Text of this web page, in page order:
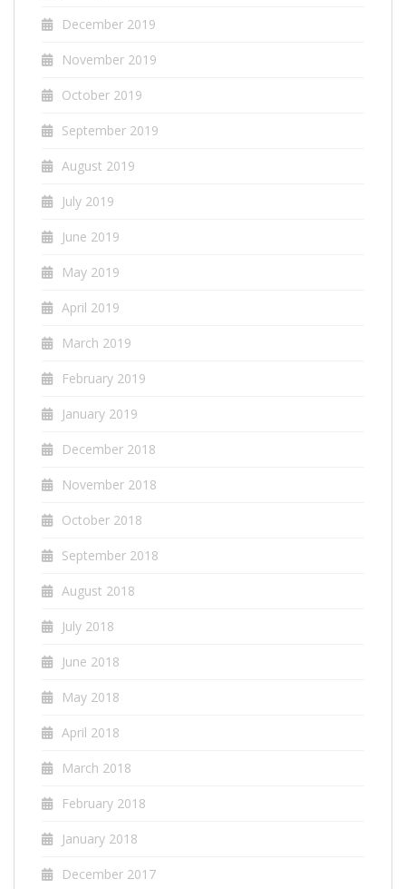
December 2019
November 2019
October 2019
September 2019
August 2019
July 2019
June 2019
May 2019
April 2019
March 2019
February 2019
January 2019
December 2018
November 2018
October 2018
September 2018
August 2018
July 2018
June 2018
May 2018
April 2018
March 2018
February 2018
January 2018
December 2017